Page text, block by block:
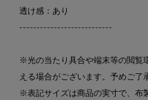
透け感：あり
---------------------------
※光の当たり具合や端末等の閲覧
える場合がございます。予めご了
※表記サイズは商品の実寸で、布